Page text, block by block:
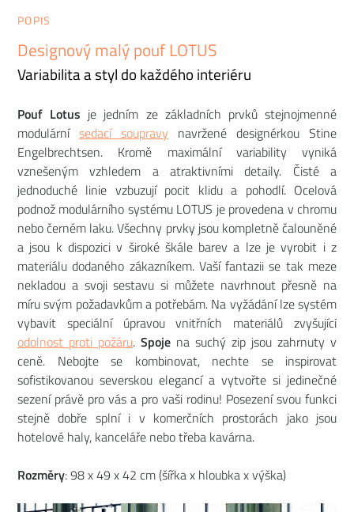
POPIS
Designový malý pouf LOTUS
Variabilita a styl do každého interiéru
Pouf Lotus je jedním ze základních prvků stejnojmenné
modulární sedací soupravy navržené designérkou Stine
Engelbrechtsen. Kromě maximální variability vyniká
vznešeným vzhledem a atraktivními detaily. Čisté a
jednoduché linie vzbuzují pocit klidu a pohodlí. Ocelová
podnož modulárního systému LOTUS je provedena v chromu
nebo černém laku. Všechny prvky jsou kompletně čalouněné
a jsou k dispozici v široké škále barev a lze je vyrobit i z
materiálu dodaného zákazníkem. Vaší fantazii se tak meze
nekladou a svoji sestavu si můžete navrhnout přesně na
míru svým požadavkům a potřebám. Na vyžádání lze systém
vybavit speciální úpravou vnitřních materiálů zvyšující
odolnost proti požáru. Spoje na suchý zip jsou zahrnuty v
ceně. Nebojte se kombinovat, nechte se inspirovat
sofistikovanou severskou elegancí a vytvořte si jedinečné
sezení právě pro vás a pro vaši rodinu! Posezení svou funkci
stejně dobře splní i v komerčních prostorách jako jsou
hotelové haly, kanceláře nebo třeba kavárna.
Rozměry: 98 x 49 x 42 cm (šířka x hloubka x výška)